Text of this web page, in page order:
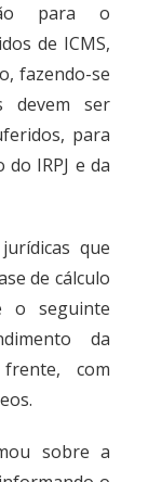
para o
de ICMS,
fazendo-se
devem ser
para
IRPJ e da
que
de cálculo
o seguinte
da
com
sobre a